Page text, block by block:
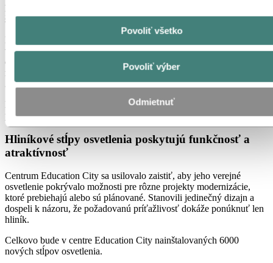
Povoliť všetko
Povoliť výber
Odmietnuť
hlavnom meste Doha bývajú študenti celého sveta a má 14
štvorcových kilometrov.
Nadácia Qatar Foundation, ktorá je za centrom Education City, teraz
toto miesto rozširuje, aby bolo prístupnejšie pre miestnych
obyvateľov aj pre medzinárodných návštevníkov. Dôvodom je aj
rastúci počet konferencií a oblasti Doha, ako aj Svetový pohár FIFA
2022, ktorý sa bude konať v Katare.
Medzi developerské projekty patria nové rekreačné zariadenia a
premyslene navrhnuté otvorené priestory.
Hliníkové stĺpy osvetlenia poskytujú funkčnosť a
atraktívnosť
Centrum Education City sa usilovalo zaistiť, aby jeho verejné
osvetlenie pokrývalo možnosti pre rôzne projekty modernizácie,
ktoré prebiehajú alebo sú plánované. Stanovili jedinečný dizajn a
dospeli k názoru, že požadovanú príťažlivosť dokáže ponúknuť len
hliník.
Celkovo bude v centre Education City nainštalovaných 6000
nových stĺpov osvetlenia.